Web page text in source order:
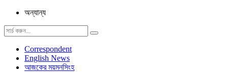
অন্যান্য
Correspondent
English News
আজকের ময়মনসিংহ